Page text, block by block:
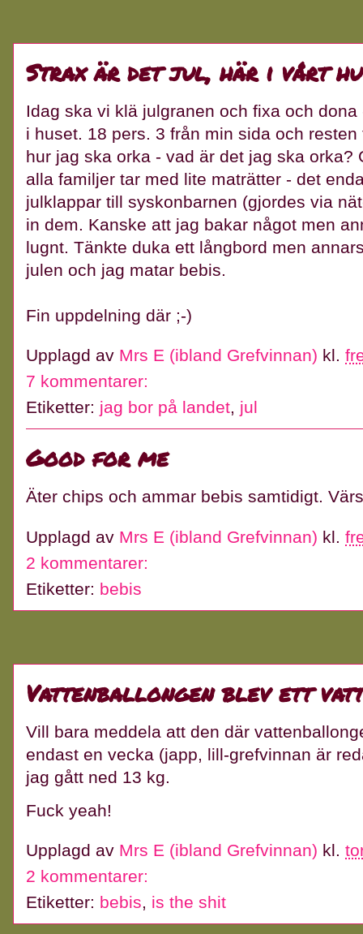
Strax är det jul, här i vårt
Idag ska vi klä julgranen och fixa och
i huset. 18 pers. 3 från min sida och
hur jag ska orka - vad är det jag ska orka?
alla familjer tar med lite maträtter - det
julklappar till syskonbarnen (gjordes via
in dem. Kanske att jag bakar något men
lugnt. Tänkte duka ett långbord men
julen och jag matar bebis.
Fin uppdelning där ;-)
Upplagd av Mrs E (ibland Grefvinnan) kl.
7 kommentarer:
Etiketter: jag bor på landet, jul
Good for me
Äter chips och ammar bebis samtidigt.
Upplagd av Mrs E (ibland Grefvinnan) kl.
2 kommentarer:
Etiketter: bebis
Vattenballongen blev ett
Vill bara meddela att den där
endast en vecka (japp, lill-grefvinnan är
jag gått ned 13 kg.
Fuck yeah!
Upplagd av Mrs E (ibland Grefvinnan) kl.
2 kommentarer:
Etiketter: bebis, is the shit